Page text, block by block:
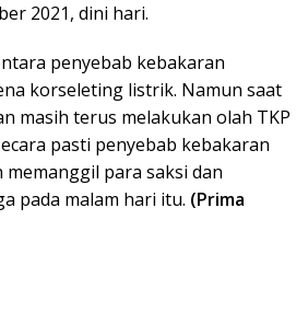
2021, dini hari.
penyebab kebakaran
korseleting listrik. Namun saat
masih terus melakukan olah TKP
pasti penyebab kebakaran
para saksi dan
pada malam hari itu. (Prima